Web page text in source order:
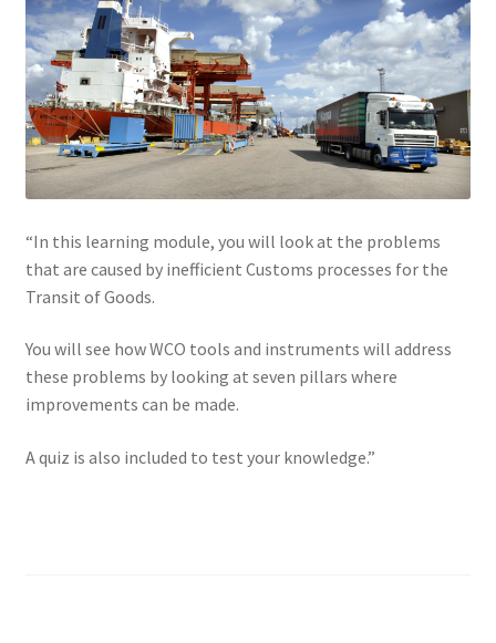
“In this learning module, you will look at the problems
that are caused by inefficient Customs processes for the
Transit of Goods.
You will see how WCO tools and instruments will address
these problems by looking at seven pillars where
improvements can be made.
A quiz is also included to test your knowledge.”